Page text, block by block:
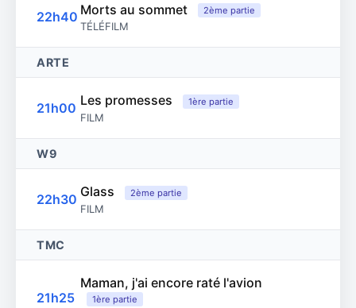
22h40 Morts au sommet 2ème partie
TÉLÉFILM
ARTE
21h00 Les promesses 1ère partie
FILM
W9
22h30 Glass 2ème partie
FILM
TMC
21h25
Maman, j'ai encore raté l'avion
1ère partie